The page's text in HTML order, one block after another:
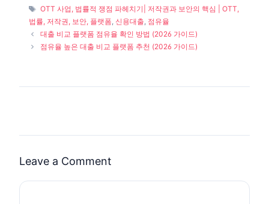
Tags
OTT 사업, 법률적 쟁점 파헤치기| 저작권과 보안의 핵심 | OTT,
법률, 저작권, 보안, 플랫폼, 신용대출, 점유율
대출 비교 플랫폼 점유율 확인 방법 (2026 가이드)
점유율 높은 대출 비교 플랫폼 추천 (2026 가이드)
Leave a Comment
Comment